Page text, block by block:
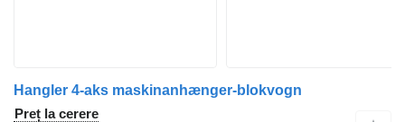
Hangler 4-aks maskinanhænger-blokvogn
Preț la cerere